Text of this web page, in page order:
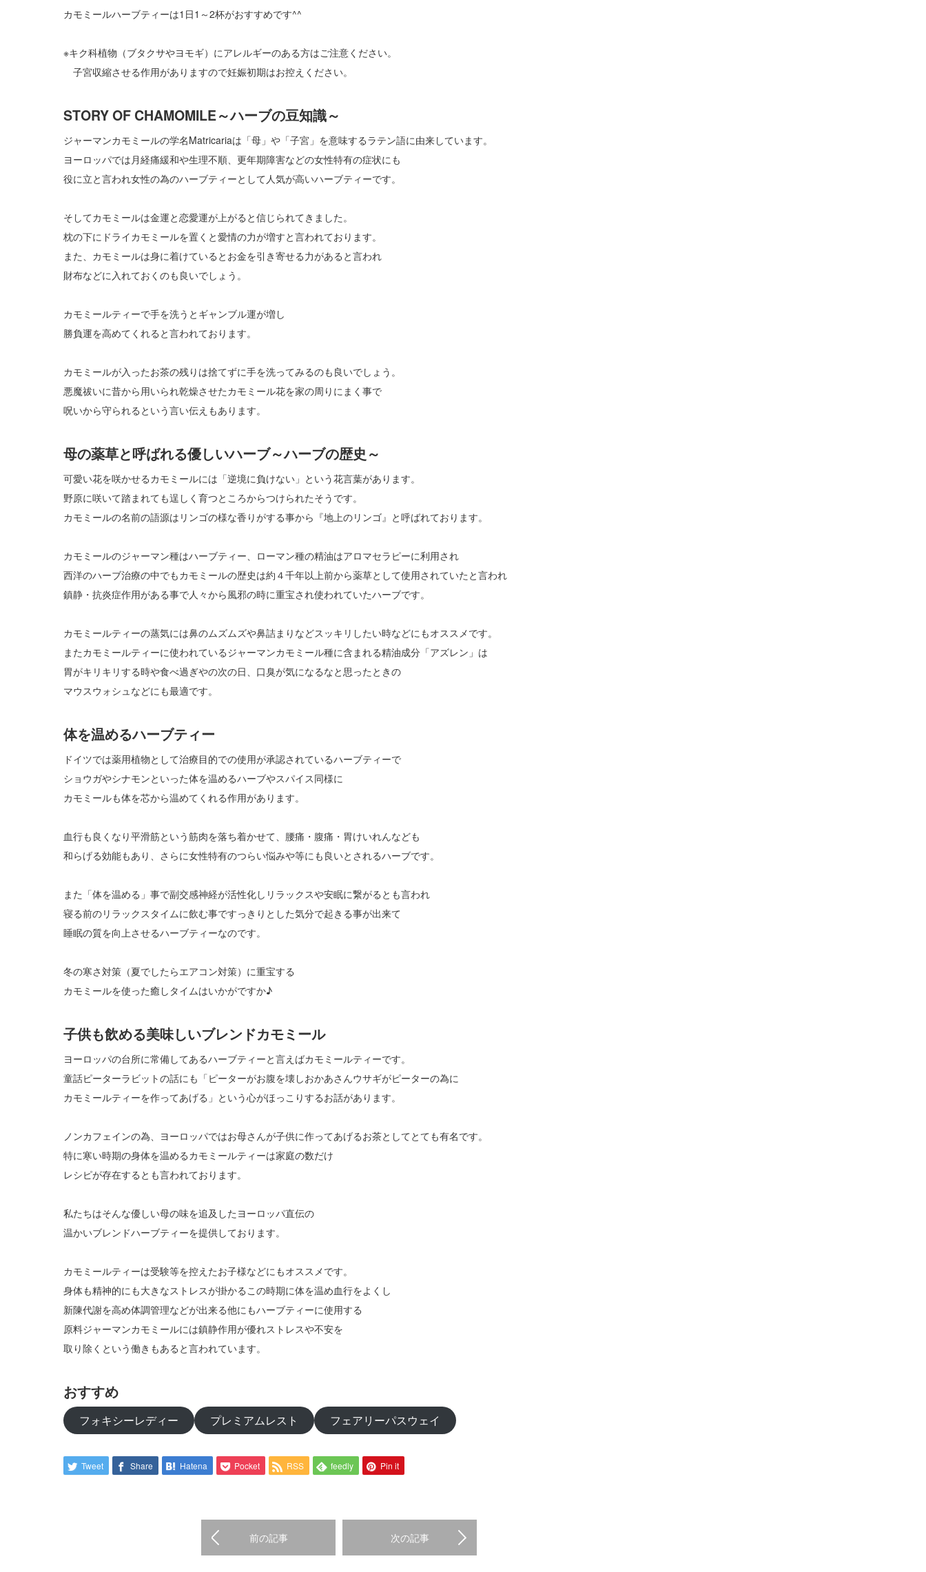
カモミールハーブティーは1日1～2杯がおすすめです^^
※キク科植物（ブタクサやヨモギ）にアレルギーのある方はご注意ください。
子宮収縮させる作用がありますので妊娠初期はお控えください。
STORY OF CHAMOMILE～ハーブの豆知識～
ジャーマンカモミールの学名Matricariaは「母」や「子宮」を意味するラテン語に由来しています。
ヨーロッパでは月経痛緩和や生理不順、更年期障害などの女性特有の症状にも
役に立と言われ女性の為のハーブティーとして人気が高いハーブティーです。
そしてカモミールは金運と恋愛運が上がると信じられてきました。
枕の下にドライカモミールを置くと愛情の力が増すと言われております。
また、カモミールは身に着けているとお金を引き寄せる力があると言われ
財布などに入れておくのも良いでしょう。
カモミールティーで手を洗うとギャンブル運が増し
勝負運を高めてくれると言われております。
カモミールが入ったお茶の残りは捨てずに手を洗ってみるのも良いでしょう。
悪魔祓いに昔から用いられ乾燥させたカモミール花を家の周りにまく事で
呪いから守られるという言い伝えもあります。
母の薬草と呼ばれる優しいハーブ～ハーブの歴史～
可愛い花を咲かせるカモミールには「逆境に負けない」という花言葉があります。
野原に咲いて踏まれても逞しく育つところからつけられたそうです。
カモミールの名前の語源はリンゴの様な香りがする事から『地上のリンゴ』と呼ばれております。
カモミールのジャーマン種はハーブティー、ローマン種の精油はアロマセラピーに利用され
西洋のハーブ治療の中でもカモミールの歴史は約４千年以上前から薬草として使用されていたと言われ
鎮静・抗炎症作用がある事で人々から風邪の時に重宝され使われていたハーブです。
カモミールティーの蒸気には鼻のムズムズや鼻詰まりなどスッキリしたい時などにもオススメです。
またカモミールティーに使われているジャーマンカモミール種に含まれる精油成分「アズレン」は
胃がキリキリする時や食べ過ぎやの次の日、口臭が気になるなと思ったときの
マウスウォシュなどにも最適です。
体を温めるハーブティー
ドイツでは薬用植物として治療目的での使用が承認されているハーブティーで
ショウガやシナモンといった体を温めるハーブやスパイス同様に
カモミールも体を芯から温めてくれる作用があります。
血行も良くなり平滑筋という筋肉を落ち着かせて、腰痛・腹痛・胃けいれんなども
和らげる効能もあり、さらに女性特有のつらい悩みや等にも良いとされるハーブです。
また「体を温める」事で副交感神経が活性化しリラックスや安眠に繋がるとも言われ
寝る前のリラックスタイムに飲む事ですっきりとした気分で起きる事が出来て
睡眠の質を向上させるハーブティーなのです。
冬の寒さ対策（夏でしたらエアコン対策）に重宝する
カモミールを使った癒しタイムはいかがですか♪
子供も飲める美味しいブレンドカモミール
ヨーロッパの台所に常備してあるハーブティーと言えばカモミールティーです。
童話ピーターラビットの話にも「ピーターがお腹を壊しおかあさんウサギがピーターの為に
カモミールティーを作ってあげる」という心がほっこりするお話があります。
ノンカフェインの為、ヨーロッパではお母さんが子供に作ってあげるお茶としてとても有名です。
特に寒い時期の身体を温めるカモミールティーは家庭の数だけ
レシピが存在するとも言われております。
私たちはそんな優しい母の味を追及したヨーロッパ直伝の
温かいブレンドハーブティーを提供しております。
カモミールティーは受験等を控えたお子様などにもオススメです。
身体も精神的にも大きなストレスが掛かるこの時期に体を温め血行をよくし
新陳代謝を高め体調管理などが出来る他にもハーブティーに使用する
原料ジャーマンカモミールには鎮静作用が優れストレスや不安を
取り除くという働きもあると言われています。
おすすめ
フォキシーレディー プレミアムレスト フェアリーパスウェイ
Tweet Share Hatena Pocket RSS feedly Pin it
前の記事 次の記事